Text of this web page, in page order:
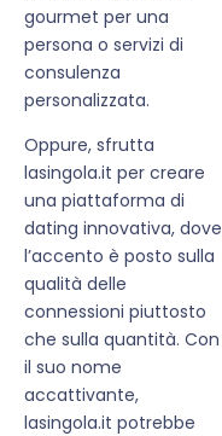
gourmet per una
persona o servizi di
consulenza
personalizzata.
Oppure, sfrutta
lasingola.it per creare
una piattaforma di
dating innovativa, dove
l’accento è posto sulla
qualità delle
connessioni piuttosto
che sulla quantità. Con
il suo nome
accattivante,
lasingola.it potrebbe